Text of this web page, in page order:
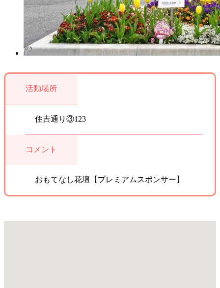
活動場所
住吉通り③123
コメント
おもてなし花壇【プレミアムスポンサー】